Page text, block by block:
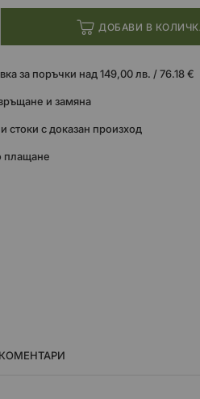
ДОБАВИ В
за поръчки над 149,00 лв. / 76.18 €
и замяна
стоки с доказан произход
плащане